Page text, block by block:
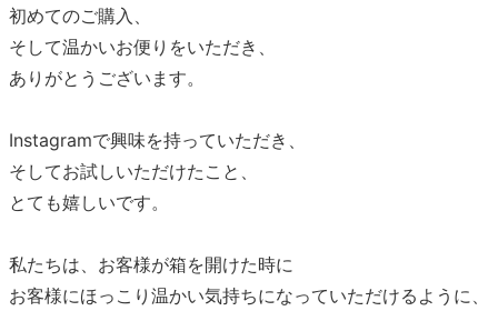
初めてのご購入、
そして温かいお便りをいただき、
ありがとうございます。
Instagramで興味を持っていただき、
そしてお試しいただけたこと、
とても嬉しいです。
私たちは、お客様が箱を開けた時に
お客様にほっこり温かい気持ちになっていただけるように、